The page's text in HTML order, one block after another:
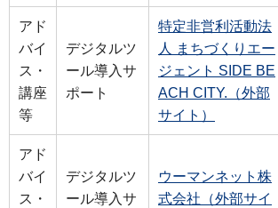
アド
バイ
ス・
講座
等
デジタルツ
ール導入サ
ポート
特定非営利活動法
人 まちづくりエー
ジェント SIDE BE
ACH CITY.（外部
サイト）
アド
バイ
ス・
デジタルツ
ール導入サ
ウーマンネット株
式会社（外部サイ